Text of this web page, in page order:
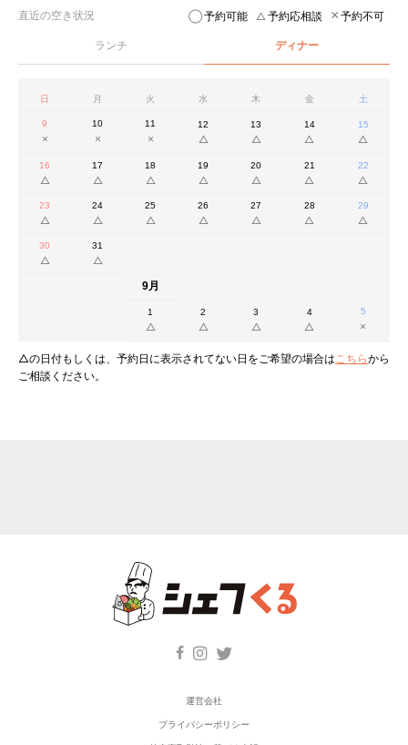
直近の空き状況 予約可能 予約応相談 予約不可
ランチ ディナー
日 月 火 水 木 金 土
9 10 11 12 13 14 15
16 17 18 19 20 21 22
23 24 25 26 27 28 29
30 31
9月
1 2 3 4 5
△の日付もしくは、予約日に表示されてない日をご希望の場合は こちらから
ご相談ください。
運営会社
プライバシーポリシー